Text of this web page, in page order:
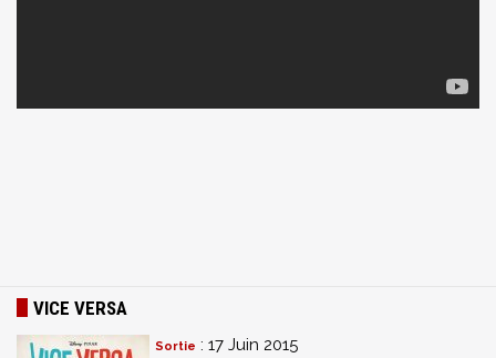
VICE VERSA
Sortie : 17 Juin 2015